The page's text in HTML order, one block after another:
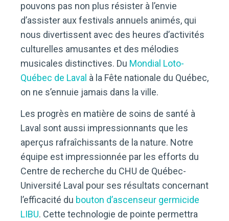
pouvons pas non plus résister à l’envie
d’assister aux festivals annuels animés, qui
nous divertissent avec des heures d’activités
culturelles amusantes et des mélodies
musicales distinctives. Du Mondial Loto-
Québec de Laval à la Fête nationale du Québec,
on ne s’ennuie jamais dans la ville.
Les progrès en matière de soins de santé à
Laval sont aussi impressionnants que les
aperçus rafraîchissants de la nature. Notre
équipe est impressionnée par les efforts du
Centre de recherche du CHU de Québec-
Université Laval pour ses résultats concernant
l’efficacité du bouton d’ascenseur germicide
LIBU. Cette technologie de pointe permettra